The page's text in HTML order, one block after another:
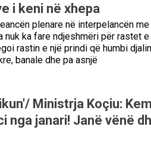
i keni në xhepa
plenare në interpelancën
nuk ka fare ndjeshmëri për rastet
rastin e një prindi që humbi
banale dhe pa asnjë
Ministrja Koçiu:
janari! Janë vënë